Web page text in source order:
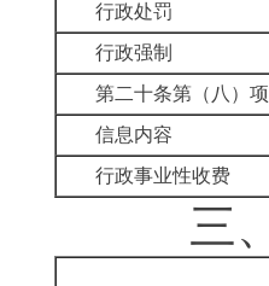
行政处罚
行政强制
第二十条第（八）项
信息内容
行政事业性收费
三、